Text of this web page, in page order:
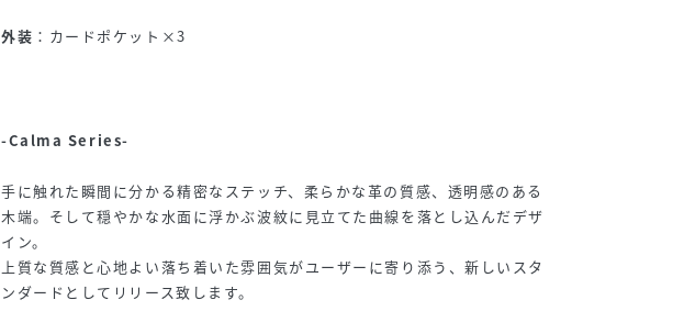
外装 ：カードポケット×3
-Calma Series-
手に触れた瞬間に分かる精密なステッチ、柔らかな革の質感、透明感のある
木端。そして穏やかな水面に浮かぶ波紋に見立てた曲線を落とし込んだデザ
イン。
上質な質感と心地よい落ち着いた雰囲気がユーザーに寄り添う、新しいスタ
ンダードとしてリリース致します。